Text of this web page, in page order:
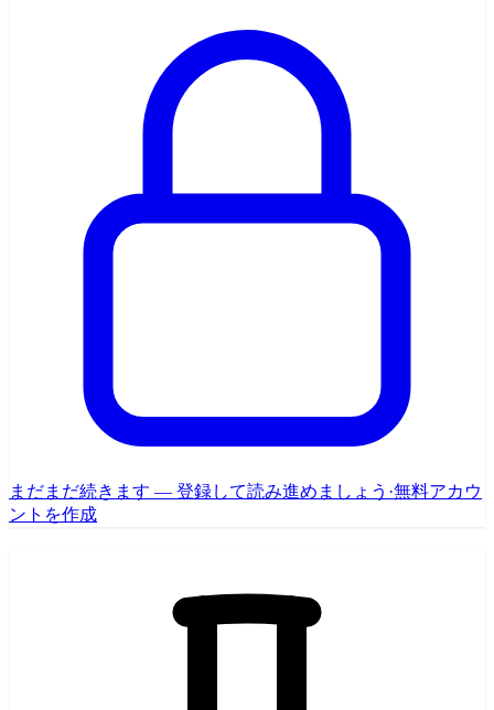
まだまだ続きます — 登録して読み進めましょう ·無料アカウ
ントを作成